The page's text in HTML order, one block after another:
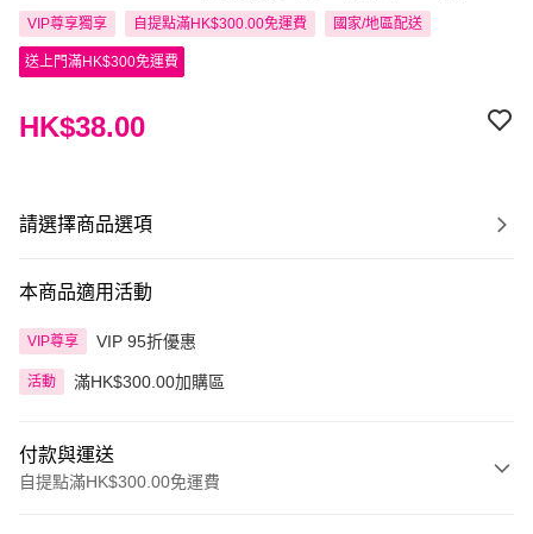
VIP尊享獨享 自提點滿HK$300.00免運費 國家/地區配送
送上門滿HK$300免運費
HK$38.00
請選擇商品選項
本商品適用活動
VIP尊享 VIP 95折優惠
活動 滿HK$300.00加購區
付款與運送
自提點滿HK$300.00免運費